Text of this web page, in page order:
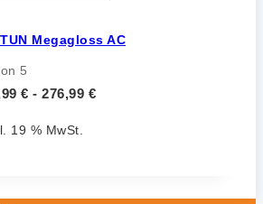
Megagloss AC
5
€ - 276,99 €
19 % MwSt.